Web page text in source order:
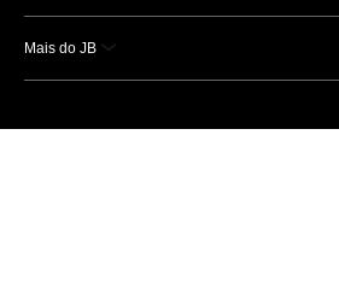
Mais do JB
Esportes